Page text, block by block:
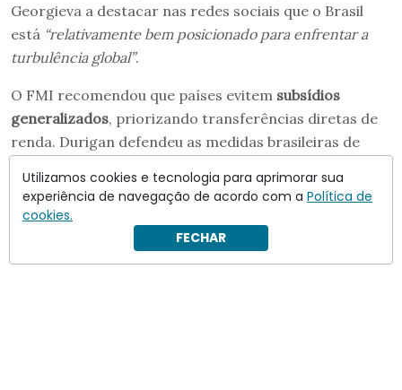
Georgieva a destacar nas redes sociais que o Brasil
está “relativamente bem posicionado para enfrentar a
turbulência global”.
O FMI recomendou que países evitem subsídios
generalizados, priorizando transferências diretas de
renda. Durigan defendeu as medidas brasileiras de
sujeitas a reavaliação, argumentando que diferem de
subsídios
Utilizamos cookies e tecnologia para aprimorar sua
experiência de navegação de acordo com a Política de
cookies.
FECHAR